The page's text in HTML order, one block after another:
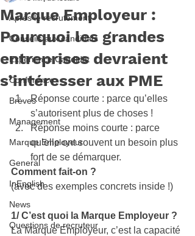
Après le recrutement
Conseils aux candidats
Expérience Candidat
Conférence
Brèves
Management
Marque Employeur
General
InEnglish
News
Questions de recruteur
Marque Employeur :
Pourquoi les grandes
entreprises devraient
s’intéresser aux PME
Réponse courte : parce qu’elles
s’autorisent plus de choses !
Réponse moins courte : parce
qu’elle ont souvent un besoin plus
fort de se démarquer.
Comment fait-on ?
(avec des exemples concrets inside !)
1/ C’est quoi la Marque Employeur ?
La Marque Employeur, c’est la capacité